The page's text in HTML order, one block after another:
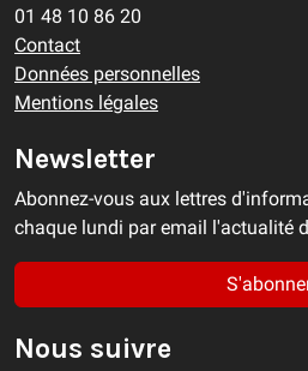
01 48 10 86 20
Contact
Données personnelles
Mentions légales
Newsletter
Abonnez-vous aux lettres
chaque lundi par email l'actualité
Nous suivre